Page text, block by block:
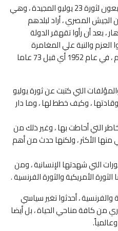
تحل اليوم علينا الذكرى الثالثة والسبعون لثورة 23 يوليو المجيدة ، وهي
المصري ، أراد لبلدهم
، بعد أن رأوا تقهقر الدولة
العزم والنية علي المغامرة
بأرواحهم في سبيل تحقيق هذا الحلم ، في عام 1952 أي قبل 73 عاما
التي كتبت عن ثورة يوليو
، وكيف خطط لها ، وما دار
التي أحاطت بها ، وغير ذلك من
منها الأكثر ، ولكنها حدث من أهم
52، من أهم الثورات التي شهدتها الإنسانية ، ومن
الأمريكية والثورة الفرنسية .
والفرنسية ، أحدثوا تغير سياسي
كافة مناحي الحياة ، بل أيضا